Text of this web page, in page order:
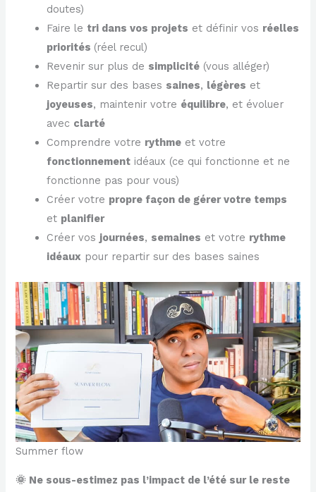
doutes)
Faire le tri dans vos projets et définir vos réelles
priorités (réel recul)
Revenir sur plus de simplicité (vous alléger)
Repartir sur des bases saines, légères et
joyeuses, maintenir votre équilibre, et évoluer
avec clarté
Comprendre votre rythme et votre
fonctionnement idéaux (ce qui fonctionne et ne
fonctionne pas pour vous)
Créer votre propre façon de gérer votre temps
et planifier
Créer vos journées, semaines et votre rythme
idéaux pour repartir sur des bases saines
Summer flow
🌞 Ne sous-estimez pas l’impact de l’été sur le reste